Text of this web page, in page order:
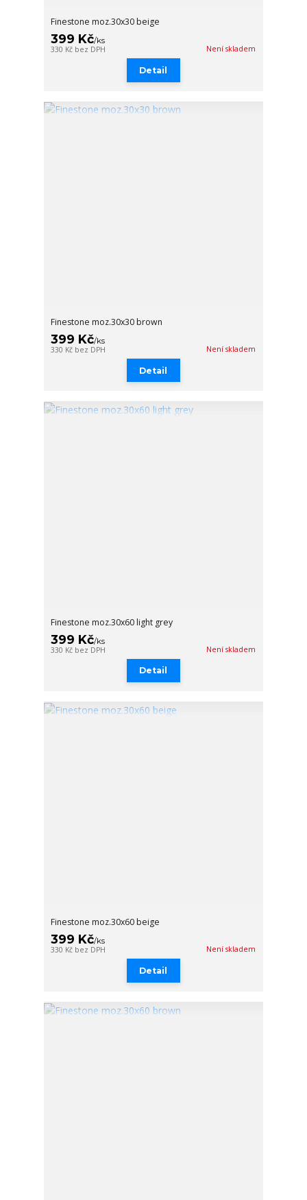
Finestone moz.30x30 beige
399 Kč/ks
330 Kč bez DPH Není skladem
Detail
Finestone moz.30x30 brown
399 Kč/ks
330 Kč bez DPH Není skladem
Detail
Finestone moz.30x60 light grey
399 Kč/ks
330 Kč bez DPH Není skladem
Detail
Finestone moz.30x60 beige
399 Kč/ks
330 Kč bez DPH Není skladem
Detail